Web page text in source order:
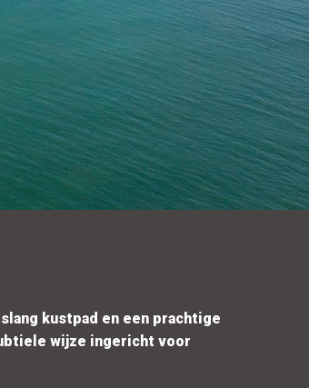
kustpad en een prachtige
wijze ingericht voor